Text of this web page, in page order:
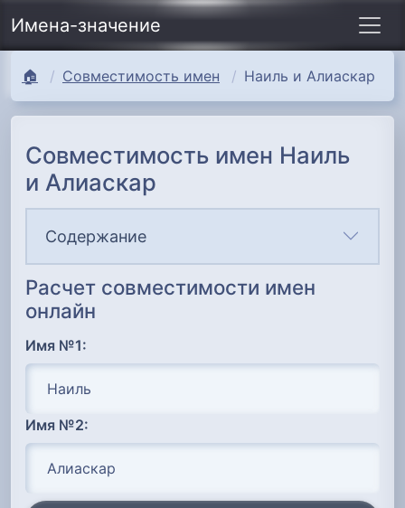
Имена-значение
🏠 Совместимость имен Наиль и Алиаскар
Совместимость имен Наиль
и Алиаскар
Содержание
Расчет совместимости имен
онлайн
Имя №1:
Имя №2: